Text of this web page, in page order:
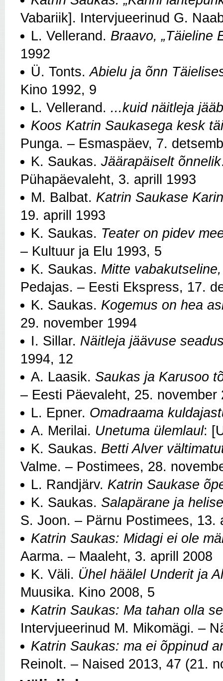
Vabariik]. Intervjueerinud G.
L. Vellerand. Braavo, „Täieline
1992
Ü. Tonts.Abielu ja õnn
Kino 1992, 9
L. Vellerand. ...kuid näitleja jääb
Koos Katrin Saukasega kesk
Punga. – Esmaspäev, 7.
K. Saukas. Jäärapäiselt õnnelik
Pühapäevaleht, 3. aprill 1993
M. Balbat. Katrin Saukase
19. aprill 1993
K. Saukas. Teater on pidev
– Kultuur ja Elu 1993, 5
K. Saukas. Mitte
Pedajas. – Eesti Ekspress, 17.
K. Saukas. Kogemus on hea
29. november 1994
I. Sillar. Näitleja jäävuse
1994, 12
A. Laasik. Saukas ja Karusoo
– Eesti Päevaleht, 25. november
L. Epner. Omadraama
A. Merilai. Unetuma ülemlaul:
K. Saukas. Betti Alver
Valme. – Postimees, 28.
L. Randjärv. Katrin Saukase
K. Saukas. Salapärane ja
S. Joon. – Pärnu Postimees, 13.
Katrin Saukas: Midagi ei ole
Aarma. – Maaleht, 3. aprill 2008
K. Väli. Ühel häälel Underit ja
Muusika. Kino 2008, 5
Katrin Saukas: Ma tahan olla
Intervjueerinud M. Mikomägi. –
Katrin Saukas: ma ei õppinud
Reinolt. – Naised 2013, 47 (21.